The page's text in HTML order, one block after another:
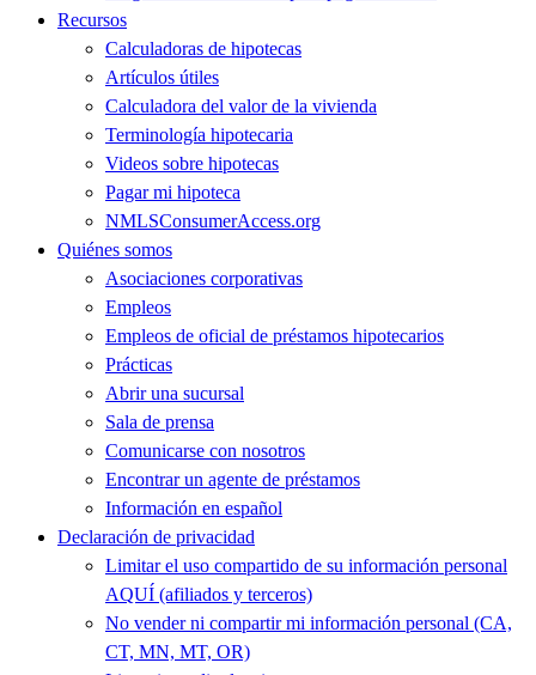
Recursos
Calculadoras de hipotecas
Artículos útiles
Calculadora del valor de la vivienda
Terminología hipotecaria
Videos sobre hipotecas
Pagar mi hipoteca
NMLSConsumerAccess.org
Quiénes somos
Asociaciones corporativas
Empleos
Empleos de oficial de préstamos hipotecarios
Prácticas
Abrir una sucursal
Sala de prensa
Comunicarse con nosotros
Encontrar un agente de préstamos
Información en español
Declaración de privacidad
Limitar el uso compartido de su información personal
AQUÍ (afiliados y terceros)
No vender ni compartir mi información personal (CA,
CT, MN, MT, OR)